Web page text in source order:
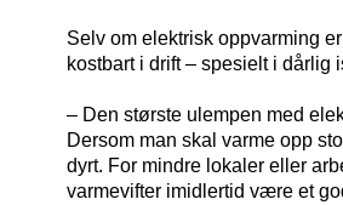
Selv om elektrisk oppvarming
kostbart i drift – spesielt i dårlig
– Den største ulempen med
Dersom man skal varme opp
dyrt. For mindre lokaler eller
varmevifter imidlertid være et